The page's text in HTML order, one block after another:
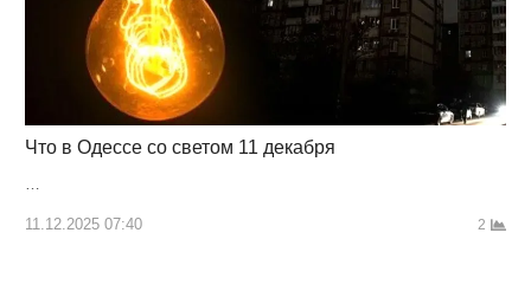
Что в Одессе со светом 11 декабря
11.12.2025 07:40 2